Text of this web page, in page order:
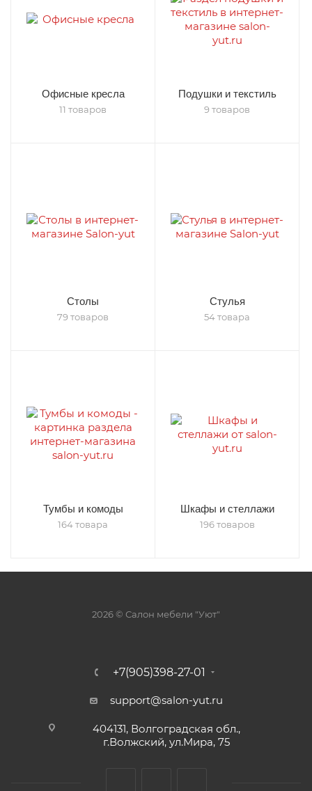
Офисные кресла
11 товаров
Подушки и текстиль
9 товаров
Столы
79 товаров
Стулья
54 товара
Тумбы и комоды
164 товара
Шкафы и стеллажи
196 товаров
2026 © Салон мебели "Уют"
+7(905)398-27-01
support@salon-yut.ru
404131, Волгоградская обл.,
г.Волжский, ул.Мира, 75